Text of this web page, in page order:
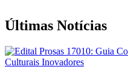
Últimas Notícias